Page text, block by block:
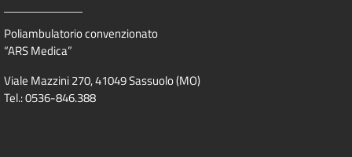
Poliambulatorio convenzionato
“ARS Medica”
Viale Mazzini 270, 41049 Sassuolo (MO)
Tel.: 0536-846.388